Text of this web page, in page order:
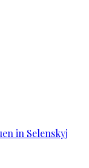
in Selenskyj